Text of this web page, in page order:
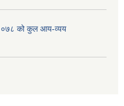
को कुल आय-व्यय